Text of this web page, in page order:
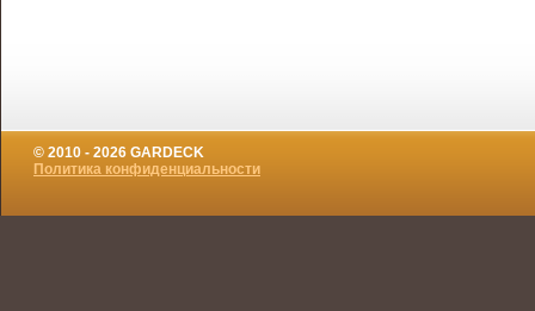
© 2010 - 2026 GARDECK
Политика конфиденциальности